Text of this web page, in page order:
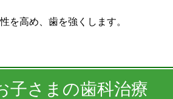
を高め、歯を強くします。
子さまの歯科治療